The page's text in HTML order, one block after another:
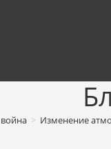
> Изменение